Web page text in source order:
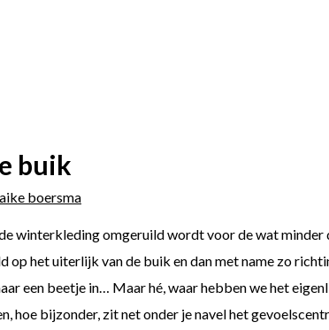
buik
boersma
winterkleding omgeruild wordt voor de wat
het uiterlijk van de buik en dan met name zo
een beetje in… Maar hé, waar hebben we het
hoe bijzonder, zit net onder je navel het